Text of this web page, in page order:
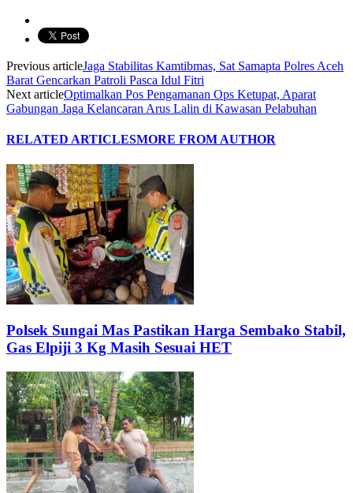
Previous articleJaga Stabilitas Kamtibmas, Sat Samapta Polres Aceh
Barat Gencarkan Patroli Pasca Idul Fitri
Next articleOptimalkan Pos Pengamanan Ops Ketupat, Aparat
Gabungan Jaga Kelancaran Arus Lalin di Kawasan Pelabuhan
RELATED ARTICLESMORE FROM AUTHOR
Polsek Sungai Mas Pastikan Harga Sembako Stabil,
Gas Elpiji 3 Kg Masih Sesuai HET